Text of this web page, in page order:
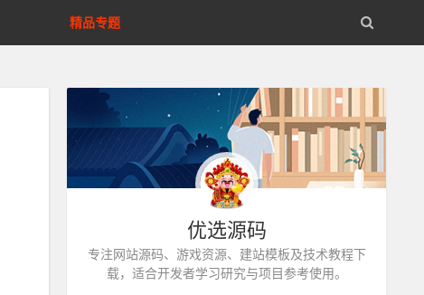
精品专题
优选源码
专注网站源码、游戏资源、建站模板及技术教程下
载，适合开发者学习研究与项目参考使用。